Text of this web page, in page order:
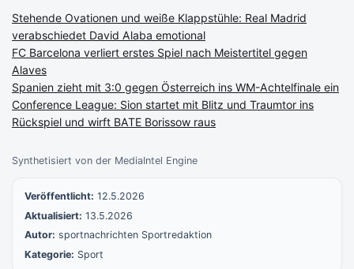
Synthetisiert von der MediaIntel Engine
Veröffentlicht: 12.5.2026
Aktualisiert: 13.5.2026
Autor: sportnachrichten Sportredaktion
Kategorie: Sport
Stehende Ovationen und weiße Klappstühle: Real Madrid
verabschiedet David Alaba emotional
FC Barcelona verliert erstes Spiel nach Meistertitel gegen
Alaves
Spanien zieht mit 3:0 gegen Österreich ins WM-Achtelfinale ein
Conference League: Sion startet mit Blitz und Traumtor ins
Rückspiel und wirft BATE Borissow raus